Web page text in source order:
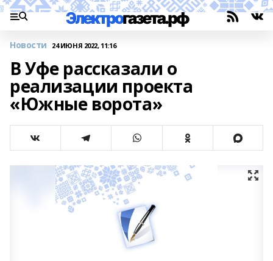
Новости 24 ИЮНЯ 2022, 11:16
В Уфе рассказали о
реализации проекта
«Южные ворота»